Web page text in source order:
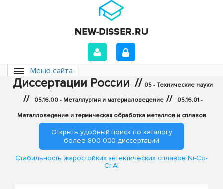
Меню сайта
Диссертации России // 05 - Технические науки
// 05.16.00 - Металлургия и материаловедение // 05.16.01 -
Металловедение и термическая обработка металлов и сплавов
Открыть удобный поиск по каталогу
более 800 000 диссертаций
Стабильность жаростойких эвтектических сплавов Ni-Co-
Cr-Al